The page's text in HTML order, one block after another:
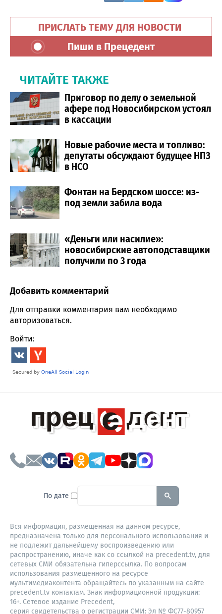
ПРИСЛАТЬ ТЕМУ ДЛЯ НОВОСТИ
Пиши в Прецедент
ЧИТАЙТЕ ТАКЖЕ
Приговор по делу о земельной
афере под Новосибирском устоял
в кассации
Новые рабочие места и топливо:
депутаты обсуждают будущее НПЗ
в НСО
Фонтан на Бердском шоссе: из-
под земли забила вода
«Деньги или насилие»:
новосибирские автоподставщики
получили по 3 года
Comment section
Добавить комментарий
Для отправки комментария вам необходимо
авторизоваться.
Войти:
По дате To search this site, enter a
Вся информация, размещенная на данном ресурсе,
предназначена только для персонального использования и
не подлежит дальнейшему воспроизведению или
распространению, иначе как со ссылкой на precedent.tv, для
сетевых СМИ обязательна гиперссылка. По вопросам
использования размещенного на ресурсе
мультимедиаконтента обращайтесь по указанным на сайте
precedent.tv контактам. Знак информационной продукции:
16+. Сетевое издание Precedent,
серия свидетельства о регистрации СМИ: Эл № ФС77-80957